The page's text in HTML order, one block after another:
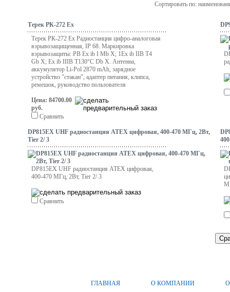
Сортировать по:
Терек РК-272 Ex
Терек РК-272 Ex Радиостанция цифро-аналоговая
взрывозащищенная, IP 68. Маркировка
взрывозащиты: РB Ex ib I Mb X; 1Ex ib IIB T4
Gb X; Ex ib IIIB Т130°C Db X. Антенна,
аккумулятор Li-Pol 2870 mAh, зарядное
устройство "стакан", адаптер питания, клипса,
ремешок, руководство пользователя
Цена: 84700.00
руб.
Сравнить
DP815EX UHF радиостанция ATEX цифровая, 400-470 МГц, 2Вт,
Tier 2/ 3
DP815EX UHF радиостанция ATEX цифровая,
400-470 МГц, 2Вт, Tier 2/ 3
Сравнить
ГЛАВНАЯ О КОМПАНИИ